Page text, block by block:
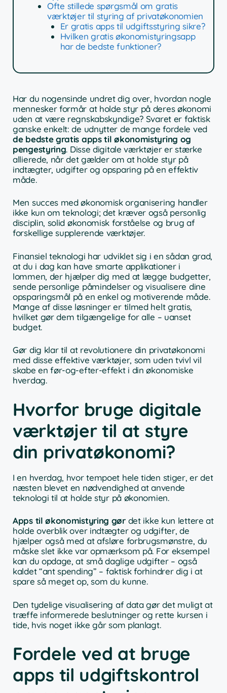
Ofte stillede spørgsmål om gratis
værktøjer til styring af privatøkonomien
Er gratis apps til udgiftsstyring sikre?
Hvilken gratis økonomistyringsapp
har de bedste funktioner?
Har du nogensinde undret dig over, hvordan nogle
mennesker formår at holde styr på deres økonomi
uden at være regnskabskyndige? Svaret er faktisk
ganske enkelt: de udnytter de mange fordele ved
de bedste gratis apps til økonomistyring og
pengestyring. Disse digitale værktøjer er stærke
allierede, når det gælder om at holde styr på
indtægter, udgifter og opsparing på en effektiv
måde.
Men succes med økonomisk organisering handler
ikke kun om teknologi; det kræver også personlig
disciplin, solid økonomisk forståelse og brug af
forskellige supplerende værktøjer.
Finansiel teknologi har udviklet sig i en sådan grad,
at du i dag kan have smarte applikationer i
lommen, der hjælper dig med at lægge budgetter,
sende personlige påmindelser og visualisere dine
opsparingsmål på en enkel og motiverende måde.
Mange af disse løsninger er tilmed helt gratis,
hvilket gør dem tilgængelige for alle – uanset
budget.
Gør dig klar til at revolutionere din privatøkonomi
med disse effektive værktøjer, som uden tvivl vil
skabe en før-og-efter-effekt i din økonomiske
hverdag.
Hvorfor bruge digitale
værktøjer til at styre
din privatøkonomi?
I en hverdag, hvor tempoet hele tiden stiger, er det
næsten blevet en nødvendighed at anvende
teknologi til at holde styr på økonomien.
Apps til økonomistyring gørdet ikke kun lettere at
holde overblik over indtægter og udgifter, de
hjælper også med at afsløre forbrugsmønstre, du
måske slet ikke var opmærksom på. For eksempel
kan du opdage, at små daglige udgifter – også
kaldet “ant spending” – faktisk forhindrer dig i at
spare så meget op, som du kunne.
Den tydelige visualisering af data gør det muligt at
træffe informerede beslutninger og rette kursen i
tide, hvis noget ikke går som planlagt.
Fordele ved at bruge
apps til udgiftskontrol